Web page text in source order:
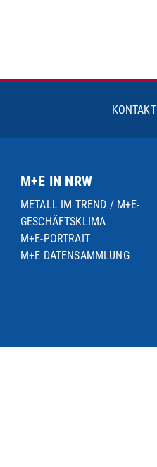
KONTAKT
M+E IN NRW
METALL IM TREND / M+E-
GESCHÄFTSKLIMA
M+E-PORTRAIT
M+E DATENSAMMLUNG